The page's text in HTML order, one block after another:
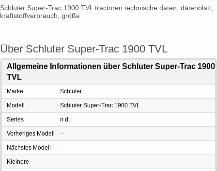
Schluter Super-Trac 1900 TVL tractoren technische daten, datenblatt,
kraftstoffverbrauch, größe
Über Schluter Super-Trac 1900 TVL
Allgemeine Informationen über Schluter Super-Trac 1900
TVL
Marke Schluter
Modell Schluter Super-Trac 1900 TVL
Series n.d.
Vorheriges Modell –
Nächstes Modell –
Kleinere –